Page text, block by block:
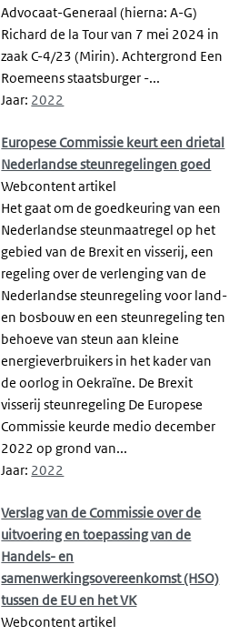
Advocaat-Generaal (hierna: A-G)
Richard de la Tour van 7 mei 2024 in
zaak C-4/23 (Mirin). Achtergrond Een
Roemeens staatsburger -...
Jaar: 2022
Europese Commissie keurt een drietal
Nederlandse steunregelingen goed
Webcontent artikel
Het gaat om de goedkeuring van een
Nederlandse steunmaatregel op het
gebied van de Brexit en visserij, een
regeling over de verlenging van de
Nederlandse steunregeling voor land-
en bosbouw en een steunregeling ten
behoeve van steun aan kleine
energieverbruikers in het kader van
de oorlog in Oekraïne. De Brexit
visserij steunregeling De Europese
Commissie keurde medio december
2022 op grond van...
Jaar: 2022
Verslag van de Commissie over de
uitvoering en toepassing van de
Handels- en
samenwerkingsovereenkomst (HSO)
tussen de EU en het VK
Webcontent artikel